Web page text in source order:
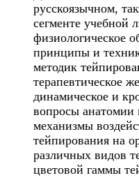
русскоязычном,
сегменте учебной
физиологическое
принципы и
методик
терапевтическое
динамическое и
вопросы анатомии
механизмы
тейпирования на
различных видов
цветовой гаммы